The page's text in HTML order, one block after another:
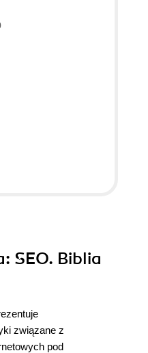
: SEO. Biblia
związane z
pod